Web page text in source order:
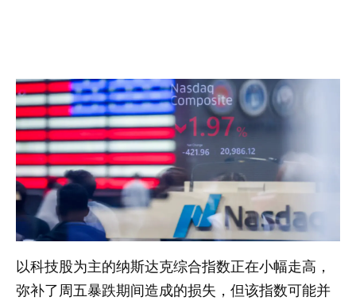
以科技股为主的纳斯达克综合指数正在小幅走高，
弥补了周五暴跌期间造成的损失，但该指数可能并